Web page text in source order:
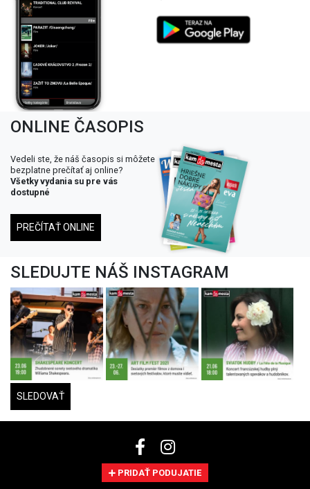
ONLINE ČASOPIS
Vedeli ste, že náš časopis si môžete
bezplatne prečítať aj online?
Všetky vydania su pre vás
dostupné
PREČÍTAŤ ONLINE
SLEDUJTE NÁŠ INSTAGRAM
SLEDOVAŤ
PRIDAŤ PODUJATIE